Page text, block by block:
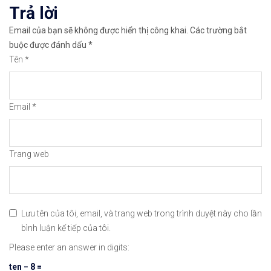
✅Xem cách mở tài khoản trên sàn Remitano dễ
Trả lời
Email của bạn sẽ không được hiển thị công khai. Các trường bắt
buộc được đánh dấu *
Tên *
Email *
Trang web
Lưu tên của tôi, email, và trang web trong trình duyệt này cho lần
bình luận kế tiếp của tôi.
Please enter an answer in digits:
ten − 8 =